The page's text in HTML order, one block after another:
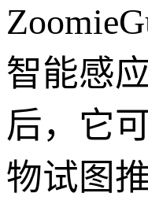
智能感
后，它
物试图